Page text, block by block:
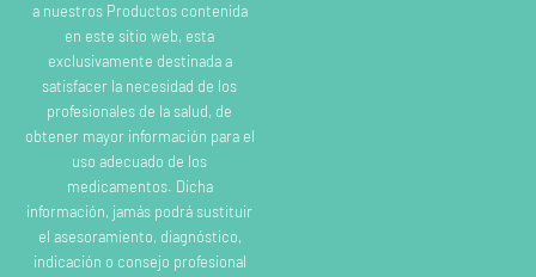
a nuestros Productos contenida
en este sitio web, esta
exclusivamente destinada a
satisfacer la necesidad de los
profesionales de la salud, de
obtener mayor información para el
uso adecuado de los
medicamentos. Dicha
información, jamás podrá sustituir
el asesoramiento, diagnóstico,
indicación o consejo profesional